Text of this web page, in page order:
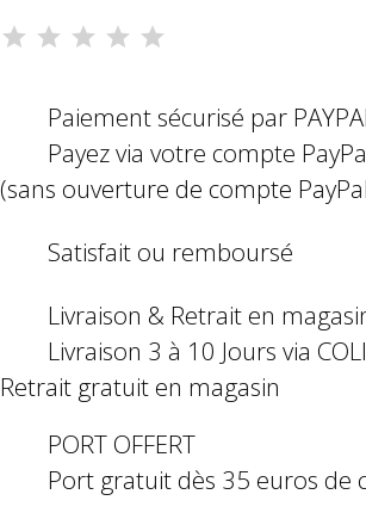
Paiement sécurisé par
Payez via votre compte
(sans ouverture de compte
Satisfait ou remboursé
Livraison & Retrait en
Livraison 3 à 10 Jours via
Retrait gratuit en magasin
PORT OFFERT
Port gratuit dès 35 euros de